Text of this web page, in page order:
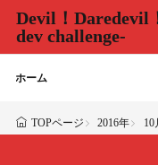
Devil！Daredevil
dev challenge-
ホーム
TOPページ 2016年 10